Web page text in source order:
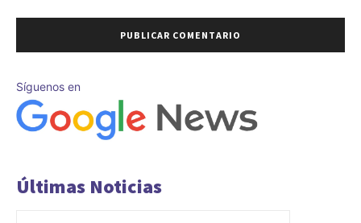
Síguenos en
Últimas Noticias